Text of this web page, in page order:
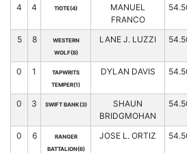
4 4 TIOTE(4)
MANUEL
FRANCO
5 8
WESTERN
WOLF(8)
LANE J. LUZZI
0 1
TAPWRITS
TEMPER(1)
DYLAN DAVIS
0 3 SWIFT BANK(3)
SHAUN
BRIDGMOHAN
0 6
RANGER
BATTALION(6)
JOSE L. ORTIZ